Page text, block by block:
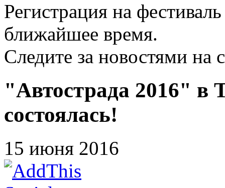
Регистрация на
ближайшее время.
Следите за новостями на
"Автострада 2016" в
cостоялась!
15 июня 2016